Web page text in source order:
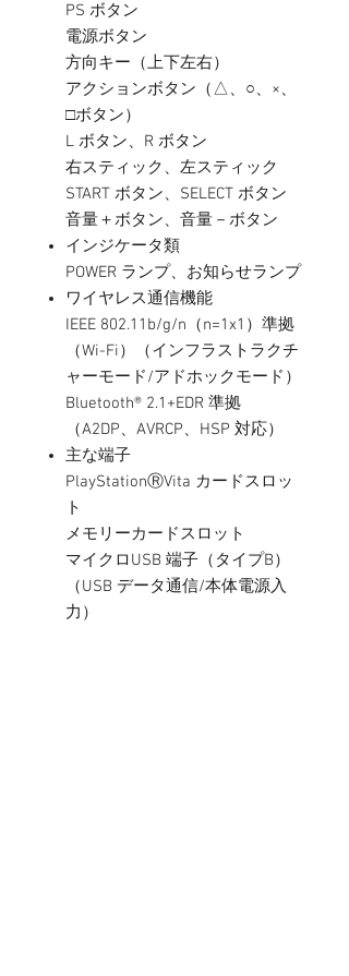
PS ボタン
電源ボタン
⽅向キー（上下左右）
アクションボタン（△、○、×、
□ボタン）
L ボタン、R ボタン
右スティック、左スティック
START ボタン、SELECT ボタン
音量＋ボタン、音量－ボタン
インジケータ類
POWER ランプ、お知らせランプ
ワイヤレス通信機能
IEEE 802.11b/g/n（n=1x1）準拠
（Wi-Fi）（インフラストラクチ
ャーモード/アドホックモード）
Bluetooth® 2.1+EDR 準拠
（A2DP、AVRCP、HSP 対応）
主な端子
PlayStationⓇVita カードスロッ
ト
メモリーカードスロット
マイクロUSB 端子（タイプB）
（USB データ通信/本体電源入
力）